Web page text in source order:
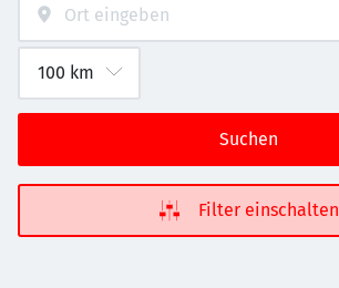
Suchen
Filter einschalten